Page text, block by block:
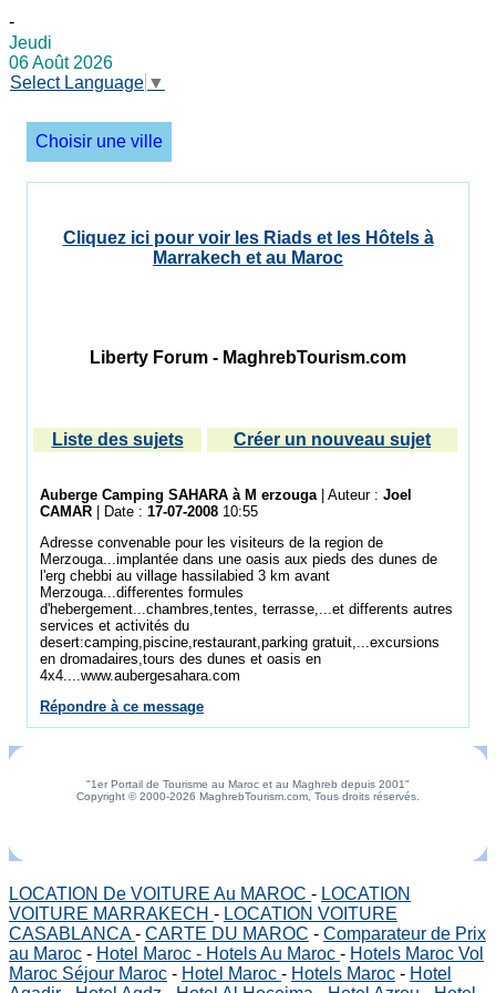
-
Jeudi
06 Août 2026
Select Language ▼
Choisir une ville
Cliquez ici pour voir les Riads et les Hôtels à
Marrakech et au Maroc
Liberty Forum - MaghrebTourism.com
Liste des sujets Créer un nouveau sujet
Auberge Camping SAHARA à M erzouga| Auteur : Joel
CAMAR | Date : 17-07-2008 10:55
Adresse convenable pour les visiteurs de la region de
Merzouga...implantée dans une oasis aux pieds des dunes de
l'erg chebbi au village hassilabied 3 km avant
Merzouga...differentes formules
d'hebergement...chambres,tentes, terrasse,...et differents autres
services et activités du
desert:camping,piscine,restaurant,parking gratuit,...excursions
en dromadaires,tours des dunes et oasis en
4x4....www.aubergesahara.com
Répondre à ce message
"1er Portail de Tourisme au Maroc et au Maghreb depuis 2001"
Copyright © 2000-2026 MaghrebTourism.com, Tous droits réservés.
LOCATION De VOITURE Au MAROC - LOCATION
VOITURE MARRAKECH - LOCATION VOITURE
CASABLANCA- CARTE DU MAROC - Comparateur de Prix
au Maroc - Hotel Maroc - Hotels Au Maroc - Hotels Maroc Vol
Maroc Séjour Maroc - Hotel Maroc - Hotels Maroc - Hotel